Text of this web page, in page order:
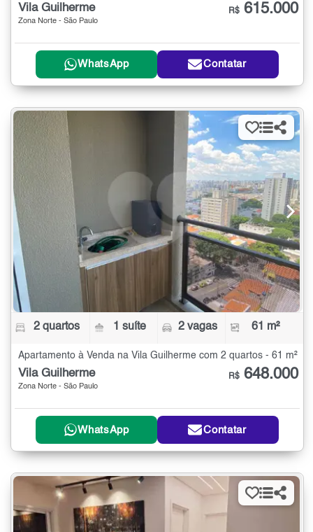
Vila Guilherme
Zona Norte - São Paulo
R$ 615.000
WhatsApp Contatar
2 quartos 1 suíte 2 vagas 61 m²
Apartamento à Venda na Vila Guilherme com 2 quartos - 61 m²
Vila Guilherme
Zona Norte - São Paulo
R$ 648.000
WhatsApp Contatar